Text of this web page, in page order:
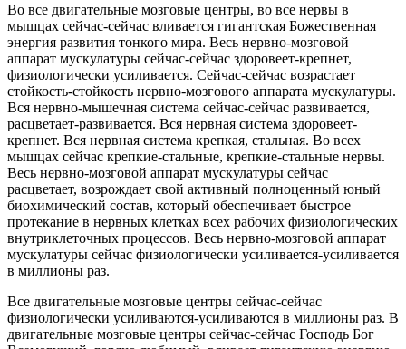
Во все двигательные мозговые центры, во все нервы в
мышцах сейчас-сейчас вливается гигантская Божественная
энергия развития тонкого мира. Весь нервно-мозговой
аппарат мускулатуры сейчас-сейчас здоровеет-крепнет,
физиологически усиливается. Сейчас-сейчас возрастает
стойкость-стойкость нервно-мозгового аппарата мускулатуры.
Вся нервно-мышечная система сейчас-сейчас развивается,
расцветает-развивается. Вся нервная система здоровеет-
крепнет. Вся нервная система крепкая, стальная. Во всех
мышцах сейчас крепкие-стальные, крепкие-стальные нервы.
Весь нервно-мозговой аппарат мускулатуры сейчас
расцветает, возрождает свой активный полноценный юный
биохимический состав, который обеспечивает быстрое
протекание в нервных клетках всех рабочих физиологических
внутриклеточных процессов. Весь нервно-мозговой аппарат
мускулатуры сейчас физиологически усиливается-усиливается
в миллионы раз.
Все двигательные мозговые центры сейчас-сейчас
физиологически усиливаются-усиливаются в миллионы раз. В
двигательные мозговые центры сейчас-сейчас Господь Бог